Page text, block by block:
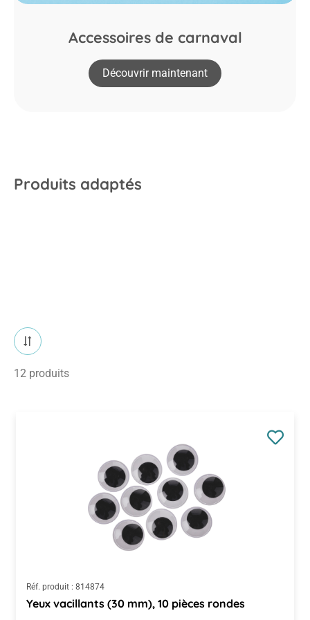
Accessoires de carnaval
Découvrir maintenant
Produits adaptés
12 produits
Réf. produit : 814874
Yeux vacillants (30 mm), 10 pièces rondes